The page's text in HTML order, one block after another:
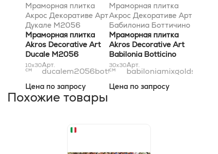
Мраморная плитка
Акрос Декоративе Арт
Дукале M2056
Боттичино 9,8x30,5
Мраморная плитка
Akros Decorative Art
Ducale M2056
Botticino 9,8x30,5
10x30
см
Арт.
ducalem2056botticino10x31
Цена по запросу
Мраморная плитка
Акрос Декоративе Арт
Бабилониа Боттичино
Бьянконе Джалло
Реале Травертино
Классико Микс Голд-
Сильвер 30,5x30,5
Мраморная плитка
Akros Decorative Art
Babilonia Botticino
Biancone Giallo Reale
Travertino Classico Mix
Gold-Silver 30,5x30,5
30x30
см
Арт.
Цена по запросу
Похожие товары